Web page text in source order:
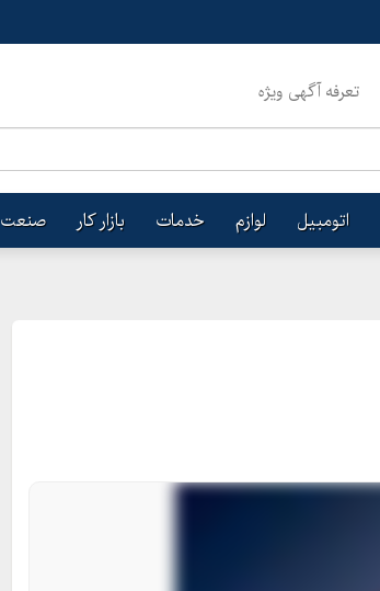
تعرفه آگهی ویژه
اتومبیل لوازم خدمات بازار کار صنعت